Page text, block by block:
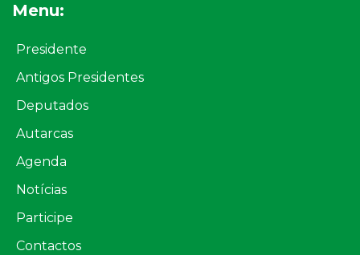
Menu:
Presidente
Antigos Presidentes
Deputados
Autarcas
Agenda
Notícias
Participe
Contactos